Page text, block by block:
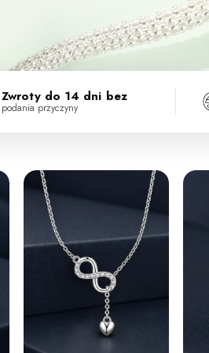
Zwroty do 14 dni bez
podania przyczyny